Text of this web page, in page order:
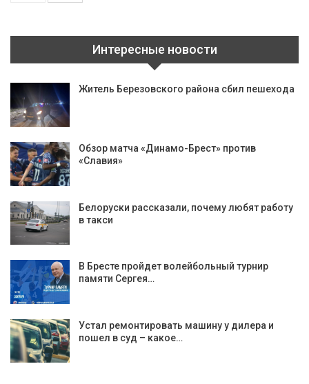
Интересные новости
Житель Березовского района сбил пешехода
Обзор матча «Динамо-Брест» против
«Славия»
Белоруски рассказали, почему любят работу
в такси
В Бресте пройдет волейбольный турнир
памяти Сергея…
Устал ремонтировать машину у дилера и
пошел в суд – какое…